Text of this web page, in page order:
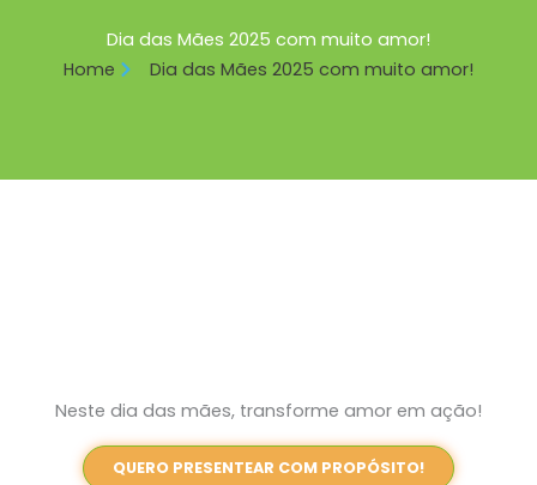
Dia das Mães 2025 com muito amor!
Home
Dia das Mães 2025 com muito amor!
Neste dia das mães, transforme amor em ação!
QUERO PRESENTEAR COM PROPÓSITO!